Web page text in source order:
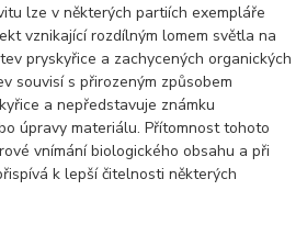
lze v některých partiích exempláře
vznikající rozdílným lomem světla na
pryskyřice a zachycených organických
souvisí s přirozeným způsobem
a nepředstavuje známku
úpravy materiálu. Přítomnost tohoto
vnímání biologického obsahu a při
k lepší čitelnosti některých